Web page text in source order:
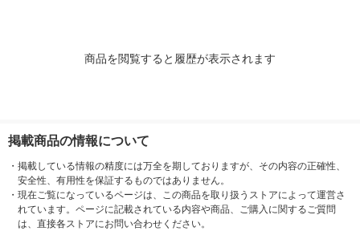
商品を閲覧すると履歴が表示されます
掲載商品の情報について
・ 掲載している情報の精度には万全を期しておりますが、その内容の正確性、
安全性、有用性を保証するものではありません。
・ 現在ご覧になっているページは、この商品を取り扱うストアによって運営さ
れています。ページに記載されている内容や商品、ご購入に関するご質問
は、直接各ストアにお問い合わせください。